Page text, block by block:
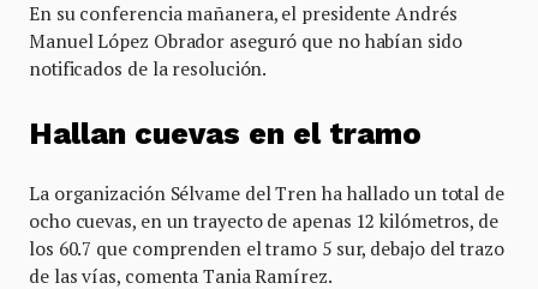
En su conferencia mañanera, el presidente Andrés
Manuel López Obrador aseguró que no habían sido
notificados de la resolución.
Hallan cuevas en el tramo
La organización Sélvame del Tren ha hallado un total de
ocho cuevas, en un trayecto de apenas 12 kilómetros, de
los 60.7 que comprenden el tramo 5 sur, debajo del trazo
de las vías, comenta Tania Ramírez.